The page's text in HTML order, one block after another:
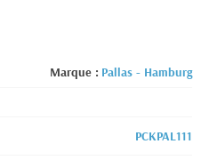
Marque : Pallas - Hamburg
PCKPAL111